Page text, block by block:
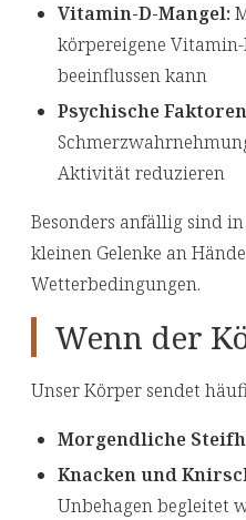
Vitamin-D-Mangel:
körpereigene
beeinflussen kann
Psychische
Aktivität reduzieren
Besonders anfällig sind
kleinen Gelenke an
Wetterbedingungen.
Wenn der
Unser Körper sendet
Morgendliche
Knacken und
Unbehagen begleitet